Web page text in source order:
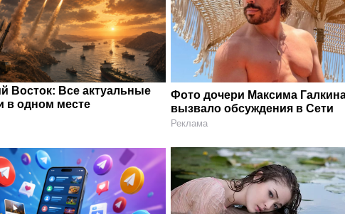
Восток: Все актуальные
в одном месте
Фото дочери Максима
вызвало обсуждения в Сети
Реклама